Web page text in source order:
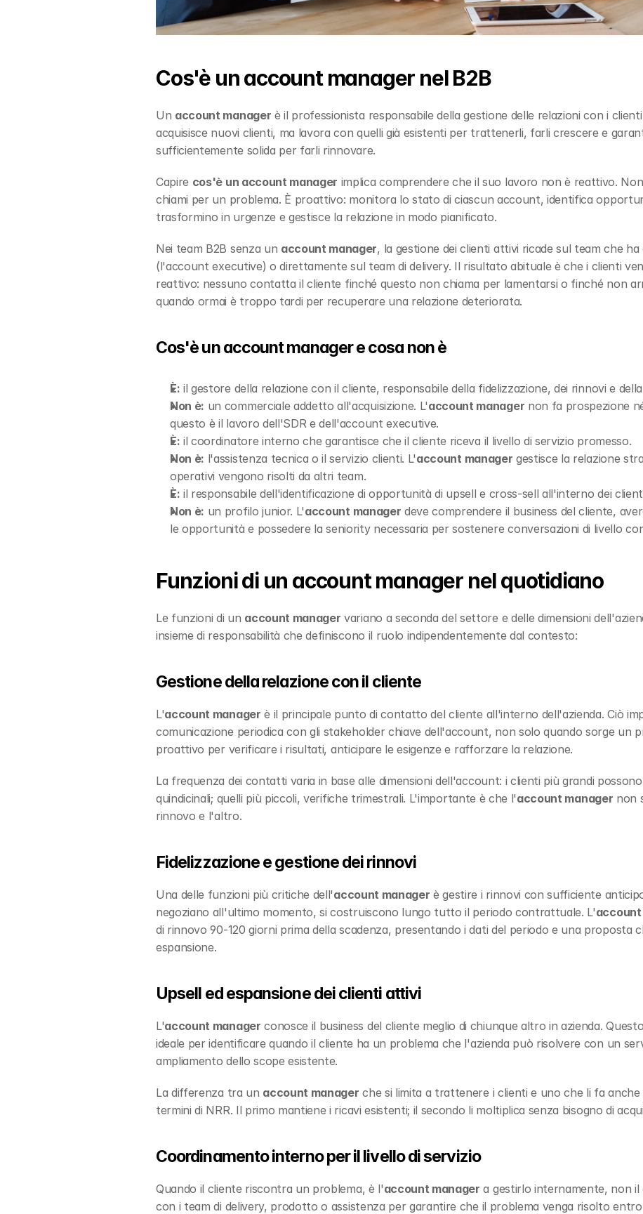
Cos'è un account manager nel B2B
Un account manager è il professionista responsabile della gestione delle relazioni con i
acquisisce nuovi clienti, ma lavora con quelli già esistenti per trattenerli, farli crescere e
sufficientemente solida per farli rinnovare.
Capire cos'è un account manager implica comprendere che il suo lavoro non è reattivo.
chiami per un problema. È proattivo: monitora lo stato di ciascun account, identifica
trasformino in urgenze e gestisce la relazione in modo pianificato.
Nei team B2B senza un account manager, la gestione dei clienti attivi ricade sul team che
(l'account executive) o direttamente sul team di delivery. Il risultato abituale è che i clienti
reattivo: nessuno contatta il cliente finché questo non chiama per lamentarsi o finché non
quando ormai è troppo tardi per recuperare una relazione deteriorata.
Cos'è un account manager e cosa non è
È: il gestore della relazione con il cliente, responsabile della fidelizzazione, dei rinnovi e
Non è: un commerciale addetto all'acquisizione. L'account manager non fa prospezione
questo è il lavoro dell'SDR e dell'account executive.
È: il coordinatore interno che garantisce che il cliente riceva il livello di servizio promesso.
Non è: l'assistenza tecnica o il servizio clienti. L'account manager gestisce la relazione
operativi vengono risolti da altri team.
È: il responsabile dell'identificazione di opportunità di upsell e cross-sell all'interno dei
Non è: un profilo junior. L'account manager deve comprendere il business del cliente,
le opportunità e possedere la seniority necessaria per sostenere conversazioni di livello
Funzioni di un account manager nel quotidiano
Le funzioni di un account manager variano a seconda del settore e delle dimensioni
insieme di responsabilità che definiscono il ruolo indipendentemente dal contesto:
Gestione della relazione con il cliente
L'account manager è il principale punto di contatto del cliente all'interno dell'azienda. Ciò
comunicazione periodica con gli stakeholder chiave dell'account, non solo quando sorge un
proattivo per verificare i risultati, anticipare le esigenze e rafforzare la relazione.
La frequenza dei contatti varia in base alle dimensioni dell'account: i clienti più grandi
quindicinali; quelli più piccoli, verifiche trimestrali. L'importante è che l'account manager non
rinnovo e l'altro.
Fidelizzazione e gestione dei rinnovi
Una delle funzioni più critiche dell'account manager è gestire i rinnovi con sufficiente
negoziano all'ultimo momento, si costruiscono lungo tutto il periodo contrattuale. L'account
di rinnovo 90-120 giorni prima della scadenza, presentando i dati del periodo e una proposta
espansione.
Upsell ed espansione dei clienti attivi
L'account manager conosce il business del cliente meglio di chiunque altro in azienda.
ideale per identificare quando il cliente ha un problema che l'azienda può risolvere con un
ampliamento dello scope esistente.
La differenza tra un account manager che si limita a trattenere i clienti e uno che li fa
termini di NRR. Il primo mantiene i ricavi esistenti; il secondo li moltiplica senza bisogno di
Coordinamento interno per il livello di servizio
Quando il cliente riscontra un problema, è l'account manager a gestirlo internamente, non il
con i team di delivery, prodotto o assistenza per garantire che il problema venga risolto